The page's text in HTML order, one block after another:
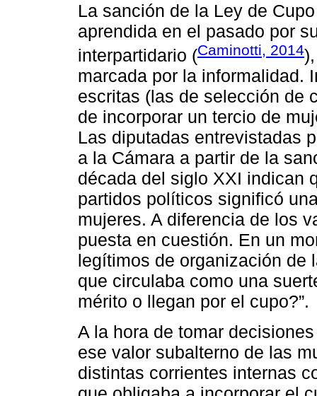
La sanción de la Ley de
aprendida en el pasado por
interpartidario (Caminotti, 2014
marcada por la informalidad.
escritas (las de selección de
de incorporar un tercio de
Las diputadas entrevistadas
a la Cámara a partir de la
década del siglo XXI indican
partidos políticos significó
mujeres. A diferencia de los
puesta en cuestión. En un
legítimos de organización de
que circulaba como una
mérito o llegan por el cupo?”.
A la hora de tomar
ese valor subalterno de las
distintas corrientes internas